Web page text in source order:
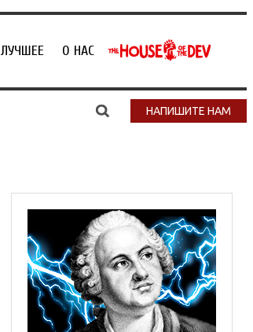
ЛУЧШЕЕ О НАС
НАПИШИТЕ НАМ